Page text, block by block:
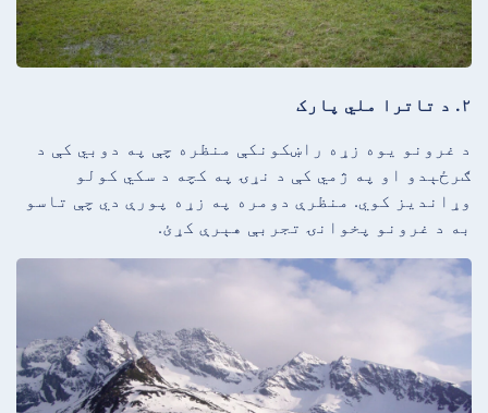
۲. د تاترا ملي پارک
د غرونو یوه زړه راښکونکې منظره چې په دوبي کې د
ګرځېدو او په ژمي کې د نړۍ په کچه د سکي کولو
وړاندیز کوي. منظرې دومره په زړه پورې دي چې تاسو
به د غرونو پخوانۍ تجربې هېرې کړئ.